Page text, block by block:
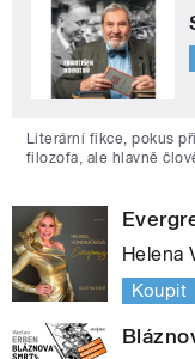
Literární fikce, pokus
filozofa, ale hlavně
Helena
Koupit